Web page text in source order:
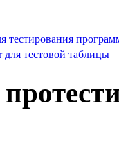
тестирования
тестовой таблицы